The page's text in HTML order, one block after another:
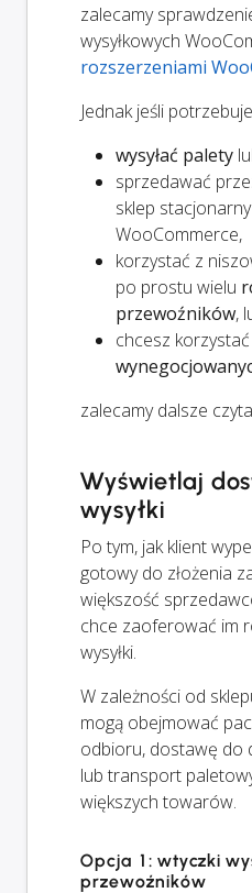
zalecamy
wysyłkowych
rozszerzeniami
Jednak jeśli
wysyłać palety
sprzedawać
sklep
WooCommerce,
korzystać z
po prostu wielu
przewoźników,
chcesz
zalecamy dalsze
Wyświetlaj
wysyłki
Po tym, jak klient
gotowy do złożenia
większość
chce zaoferować im
wysyłki.
W zależności od
mogą obejmować
odbioru, dostawę do
lub transport
większych towarów.
Opcja 1: wtyczki
przewoźników